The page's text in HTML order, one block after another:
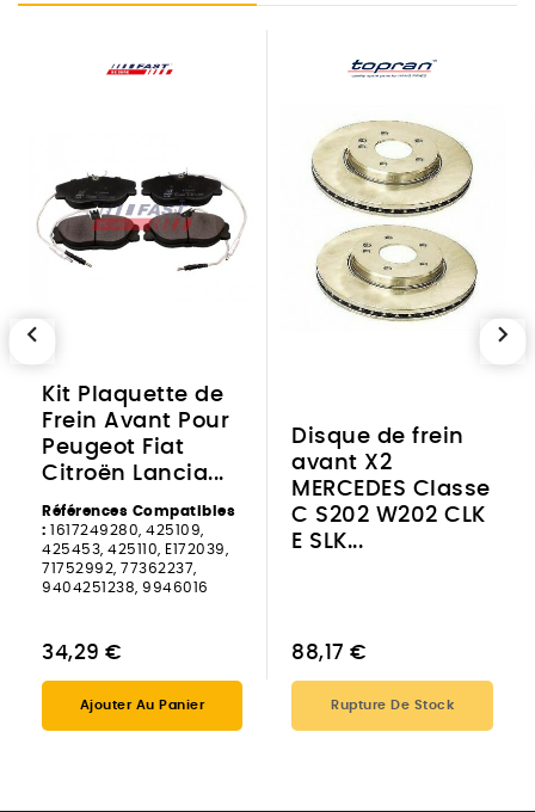
Kit Plaquette de
Frein Avant Pour
Peugeot Fiat
Citroën Lancia...
Références Compatibles
: 1617249280, 425109,
425453, 425110, E172039,
71752992, 77362237,
9404251238, 9946016
34,29 €
Ajouter Au Panier
Disque de frein
avant X2
MERCEDES Classe
C S202 W202 CLK
E SLK...
88,17 €
Rupture De Stock
chevron_left chevron_right